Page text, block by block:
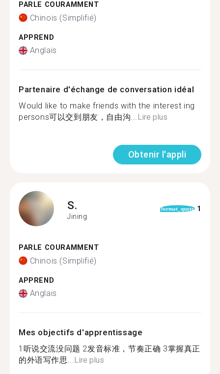
PARLE COURAMMENT
Chinois (Simplifié)
APPREND
Anglais
Partenaire d'échange de conversation idéal
Would like to make friends with the interest ing
persons可以交到朋友，自由沟...Lire plus
Obtenir l'appli
S.
Jining
format_quote 1
PARLE COURAMMENT
Chinois (Simplifié)
APPREND
Anglais
Mes objectifs d'apprentissage
1听说交流没问题 2发音标准，节奏正确 3掌握真正
的外语写作思...Lire plus